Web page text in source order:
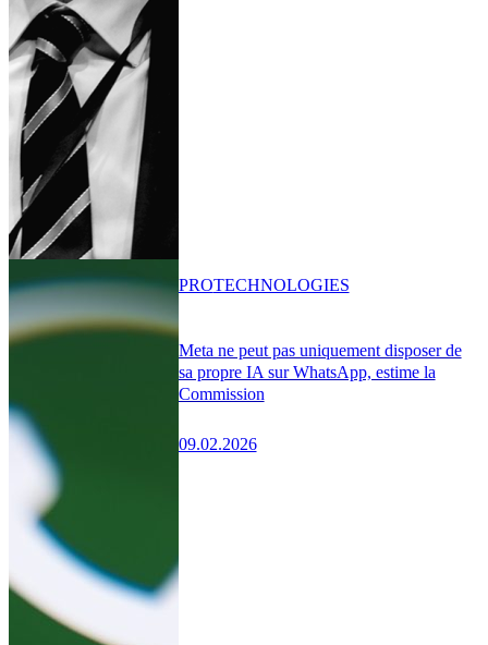
Meta ne peut pas uniquement disposer de
sa propre IA sur WhatsApp, estime la
Commission
09.02.2026
PROTECHNOLOGIES